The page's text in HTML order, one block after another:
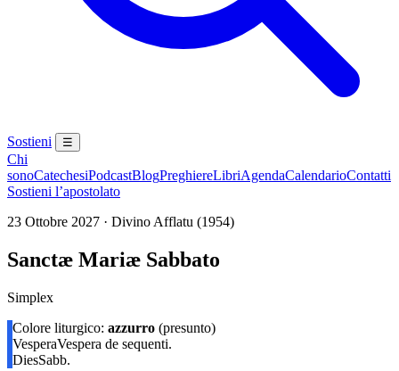
Sostieni ☰
Chi
sonoCatechesiPodcastBlogPreghiereLibriAgendaCalendarioContatti
Sostieni l’apostolato
23 Ottobre 2027 · Divino Afflatu (1954)
Sanctæ Mariæ Sabbato
Simplex
Colore liturgico: azzurro (presunto)
VesperaVespera de sequenti.
DiesSabb.